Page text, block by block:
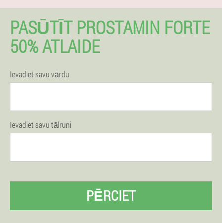
PASŪTĪT PROSTAMIN FORTE
50% ATLAIDE
Ievadiet savu vārdu
Ievadiet savu tālruni
PĒRCIET